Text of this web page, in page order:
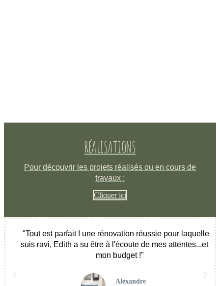
RÉALISATIONS
Pour découvrir les projets réalisés ou en cours de
travaux :
Cliquer ici
"Tout est parfait ! une rénovation réussie pour laquelle je
suis ravi, Edith a su être à l'écoute de mes attentes...et de
mon budget !"
Alexandre